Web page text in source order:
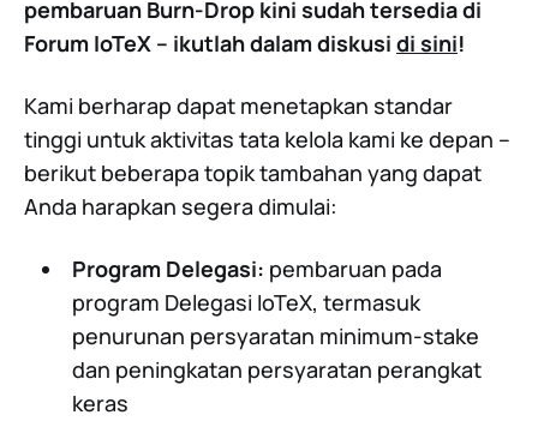
pembaruan Burn-Drop kini sudah tersedia di
Forum IoTeX – ikutlah dalam diskusi di sini!
Kami berharap dapat menetapkan standar
tinggi untuk aktivitas tata kelola kami ke depan --
berikut beberapa topik tambahan yang dapat
Anda harapkan segera dimulai:
Program Delegasi: pembaruan pada
program Delegasi IoTeX, termasuk
penurunan persyaratan minimum-stake
dan peningkatan persyaratan perangkat
keras